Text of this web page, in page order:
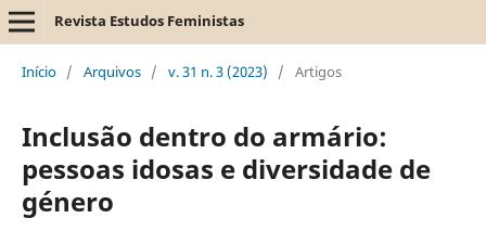
Revista Estudos Feministas
Início / Arquivos / v. 31 n. 3 (2023) / Artigos
Inclusão dentro do armário:
pessoas idosas e diversidade de
género